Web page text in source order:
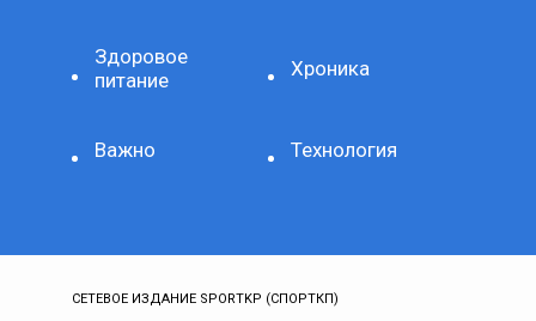
Здоровое
питание
Хроника
Важно Технология
СЕТЕВОЕ ИЗДАНИЕ SPORTKP (СПОРТКП)